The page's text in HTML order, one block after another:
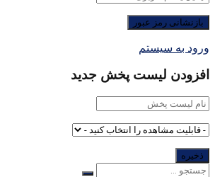
ورود به سیستم
افزودن لیست پخش جدید